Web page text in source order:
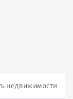
недвижимости